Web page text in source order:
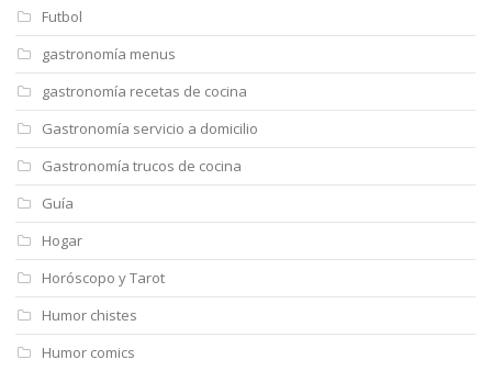
Futbol
gastronomía menus
gastronomía recetas de cocina
Gastronomía servicio a domicilio
Gastronomía trucos de cocina
Guía
Hogar
Horóscopo y Tarot
Humor chistes
Humor comics